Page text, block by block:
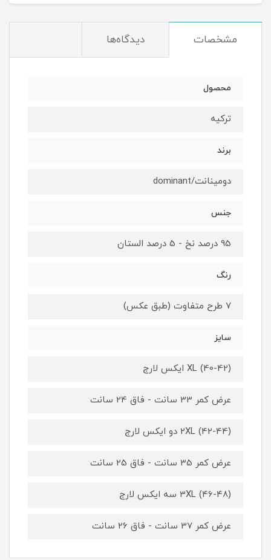
مشخصات دیدگاه‌ها
محصول
ترکیه
برند
دومینانت/dominant
جنس
95 درصد نخ - 5 درصد الستان
رنگ
7 طرح متفاوت (طبق عکس)
سایز
XL (40-42) ایکس لارج
عرض کمر 33 سانت - فاق 24 سانت
2XL (42-44) دو ایکس لارج
عرض کمر 35 سانت - فاق 25 سانت
3XL (46-48) سه ایکس لارج
عرض کمر 37 سانت - فاق 26 سانت